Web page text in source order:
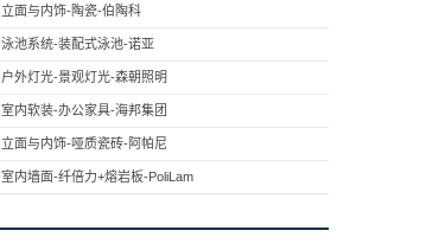
立面与内饰-陶瓷-伯陶科
泳池系统-装配式泳池-诺亚
户外灯光-景观灯光-森朝照明
室内软装-办公家具-海邦集团
立面与内饰-哑质瓷砖-阿帕尼
室内墙面-纤倍力+熔岩板-PoliLam